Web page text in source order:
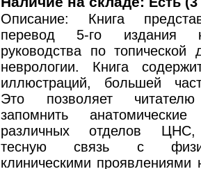
Описание: Книга
перевод 5-го издания
руководства по топической
неврологии. Книга
иллюстраций, большей
Это позволяет
запомнить анатомические
различных отделов ЦНС,
тесную связь с
клиническими проявлениями